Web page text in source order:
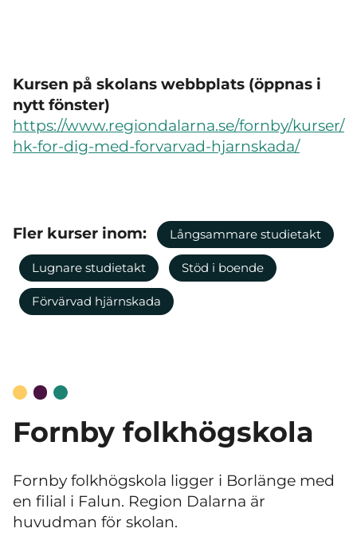
Kursen på skolans webbplats (öppnas i
nytt fönster)
https://www.regiondalarna.se/fornby/kurser/
hk-for-dig-med-forvarvad-hjarnskada/
Fler kurser inom: Långsammare studietakt
Lugnare studietakt Stöd i boende
Förvärvad hjärnskada
Fornby folkhögskola
Fornby folkhögskola ligger i Borlänge med
en filial i Falun. Region Dalarna är
huvudman för skolan.